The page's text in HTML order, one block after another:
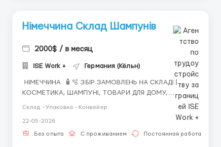
Німеччина Склад Шампунів
2000$ / в месяц
ISE Work + Германия (Кёльн)
НІМЕЧЧИНА 🧴🫧 ЗБІР ЗАМОВЛЕНЬ НА СКЛАДІ |
КОСМЕТИКА, ШАМПУНІ, ТОВАРИ ДЛЯ ДОМУ,
Потребуємо хлопців, дівчат та сімейні пари до 35
років 💰 ЗАРПЛАТА • Перші 3 дні навчання, ставка 9,5
€/год нетто • Далі ...
Склад - Упаковка - Конвейер
22-05-2026
Без опыта С проживанием Постоянная работа